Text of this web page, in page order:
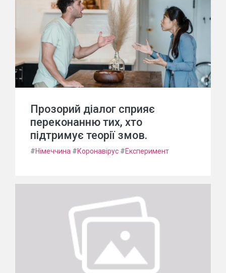
Прозорий діалог сприяє
переконанню тих, хто
підтримує теорії змов.
#Німеччина #Коронавірус #Експеримент